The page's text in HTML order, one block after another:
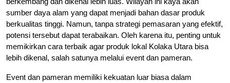
sumber daya alam yang dapat menjadi bahan dasar produk
berkualitas tinggi. Namun, tanpa strategi pemasaran yang efektif,
potensi tersebut dapat terabaikan. Oleh karena itu, penting untuk
memikirkan cara terbaik agar produk lokal Kolaka Utara bisa
lebih dikenal, salah satunya melalui event dan pameran.
Event dan pameran memiliki kekuatan luar biasa dalam